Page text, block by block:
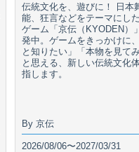
伝統文化を、遊びに！ 日本
能、狂言などをテーマにし
ゲーム「京伝（KYODEN）
発中。ゲームをきっかけに
と知りたい」「本物を見て
と思える、新しい伝統文化
指します。
By 京伝
2026/08/06〜2027/03/31